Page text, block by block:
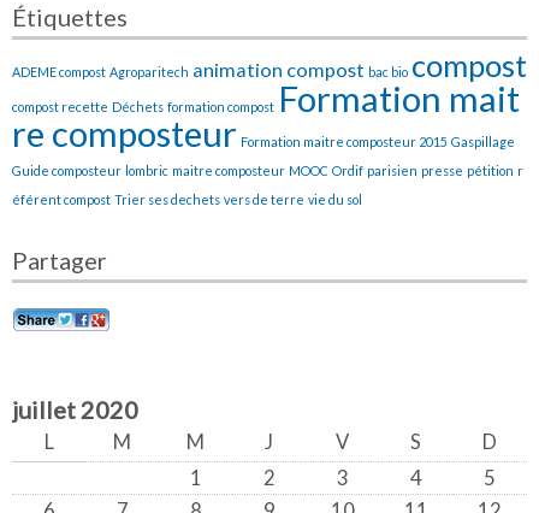
Étiquettes
ADEME compost Agroparitech animation compost bac bio compost
compost recette Déchets formation compost Formation mait
re composteur Formation maitre composteur 2015 Gaspillage
Guide composteur lombric maitre composteur MOOC Ordif parisien presse pétition r
éférent compost Trier ses dechets vers de terre vie du sol
Partager
juillet 2020
L M M J V S
D
1
2 3 4
5